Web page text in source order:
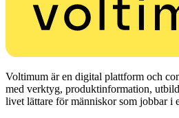
Voltimum är en digital plattform och
med verktyg, produktinformation,
livet lättare för människor som jobbar i